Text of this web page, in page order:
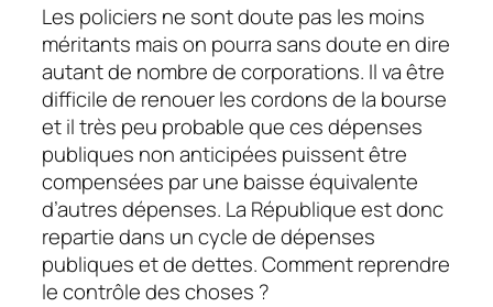
Les policiers ne sont doute pas les moins
méritants mais on pourra sans doute en dire
autant de nombre de corporations. Il va être
difficile de renouer les cordons de la bourse
et il très peu probable que ces dépenses
publiques non anticipées puissent être
compensées par une baisse équivalente
d’autres dépenses. La République est donc
repartie dans un cycle de dépenses
publiques et de dettes. Comment reprendre
le contrôle des choses ?